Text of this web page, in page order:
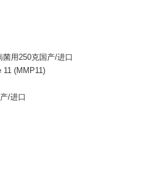
用250克国产/进口
11 (MMP11)
/进口